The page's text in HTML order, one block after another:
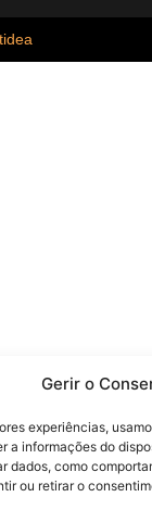
Gerir o
experiências,
a informações do
dados, como
ou retirar o